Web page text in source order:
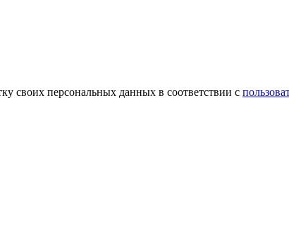
своих персональных данных в соответствии с